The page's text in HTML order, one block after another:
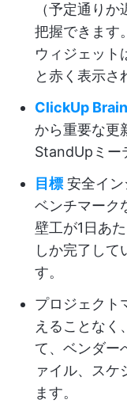
（予定通り
把握できます
ウィジェット
と赤く表示さ
ClickUp Brain
から重要な更
StandUpミー
目標 安全イ
ベンチマーク
壁工が1日あ
しか完了して
す。
プロジェクト
えることなく、
て、ベンダー
ァイル、スケ
ます。